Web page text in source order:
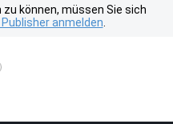
können, müssen Sie sich
anmelden